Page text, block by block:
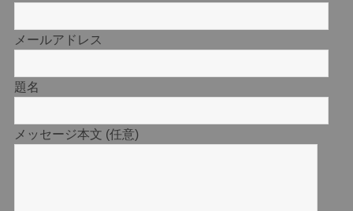
メールアドレス
題名
メッセージ本文 (任意)